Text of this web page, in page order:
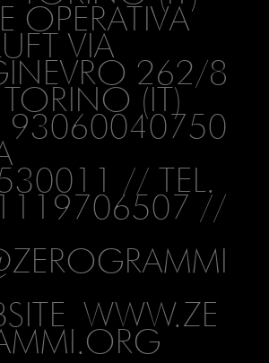
OPERATIVA
VIA
262/8
(IT)
// TEL.
//
WWW.ZE